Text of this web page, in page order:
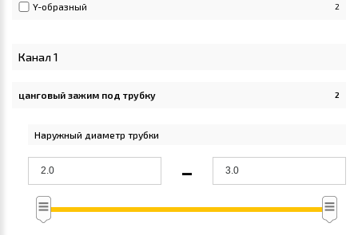
Y-образный 2
Канал 1
цанговый зажим под трубку 2
Apply цанговый зажим под трубку filter
Наружный диаметр трубки
-